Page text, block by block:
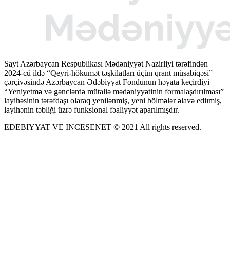
Sayt Azərbaycan Respublikası Mədəniyyət Nazirliyi tərəfindən
2024-cü ildə “Qeyri-hökumət təşkilatları üçün qrant müsabiqəsi”
çərçivəsində Azərbaycan Ədəbiyyat Fondunun həyata keçirdiyi
“Yeniyetmə və gənclərdə mütaliə mədəniyyətinin formalaşdırılması”
layihəsinin tərəfdaşı olaraq yenilənmiş, yeni bölmələr əlavə ediımiş,
layihənin təbliği üzrə funksional fəaliyyət aparılmışdır.
EDEBIYYAT VE INCESENET © 2021 All rights reserved.